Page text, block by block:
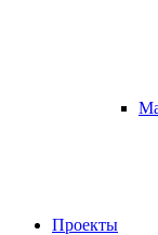
Проекты